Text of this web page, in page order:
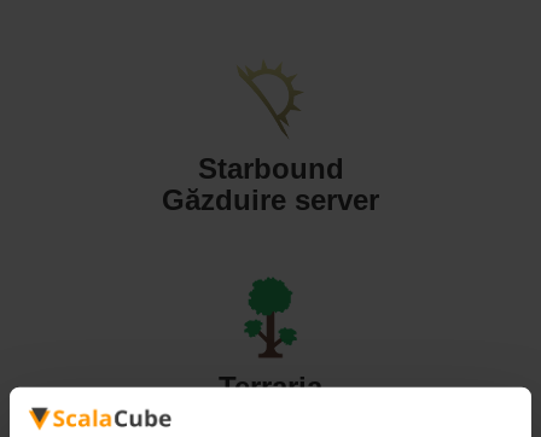
Starbound
Găzduire server
Terraria
Găzduire server